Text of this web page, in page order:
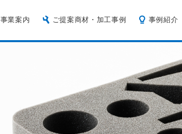
事業案内 ご提案商材・加工事例 事例紹介